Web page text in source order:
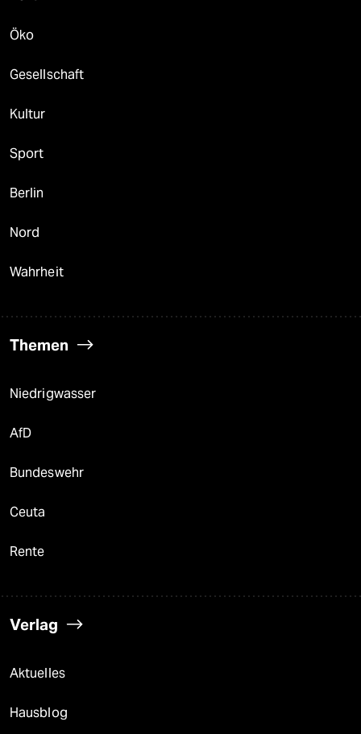
Öko
Gesellschaft
Kultur
Sport
Berlin
Nord
Wahrheit
Themen
Niedrigwasser
AfD
Bundeswehr
Ceuta
Rente
Verlag
Aktuelles
Hausblog